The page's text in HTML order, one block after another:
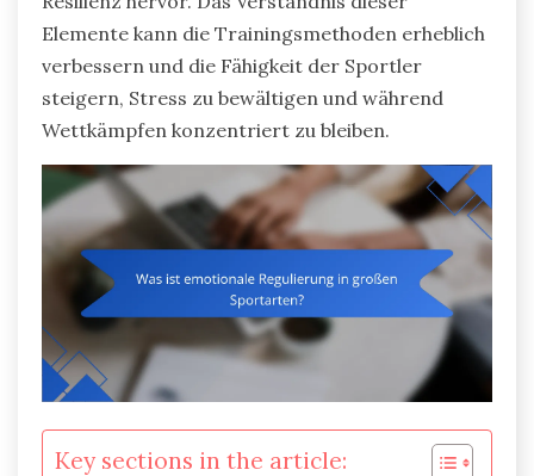
Elemente kann die Trainingsmethoden erheblich
verbessern und die Fähigkeit der Sportler
steigern, Stress zu bewältigen und während
Wettkämpfen konzentriert zu bleiben.
Key sections in the article: